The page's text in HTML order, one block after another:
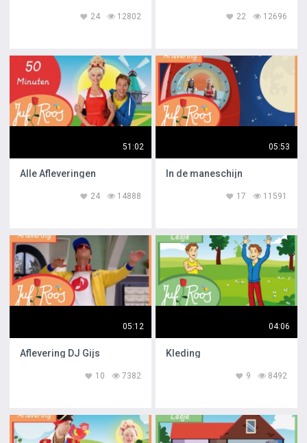
12802
24 12696
22
51:02
Alle Afleveringen
14888
24
05:53
In de maneschijn
11591
17
05:12
Aflevering DJ Gijs
7382
10
04:06
Kleding
8492
9